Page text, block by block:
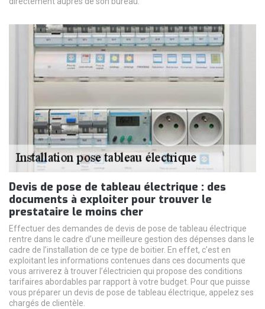
Devis de pose de tableau électrique : des
documents à exploiter pour trouver le
prestataire le moins cher
Effectuer des demandes de devis de pose de tableau électrique
rentre dans le cadre d’une meilleure gestion des dépenses dans le
cadre de l’installation de ce type de boitier. En effet, c’est en
exploitant les informations contenues dans ces documents que
vous arriverez à trouver l’électricien qui propose des conditions
tarifaires abordables par rapport à votre budget. Pour que puisse
vous préparer un devis de pose de tableau électrique, appelez ses
chargés de clientèle.